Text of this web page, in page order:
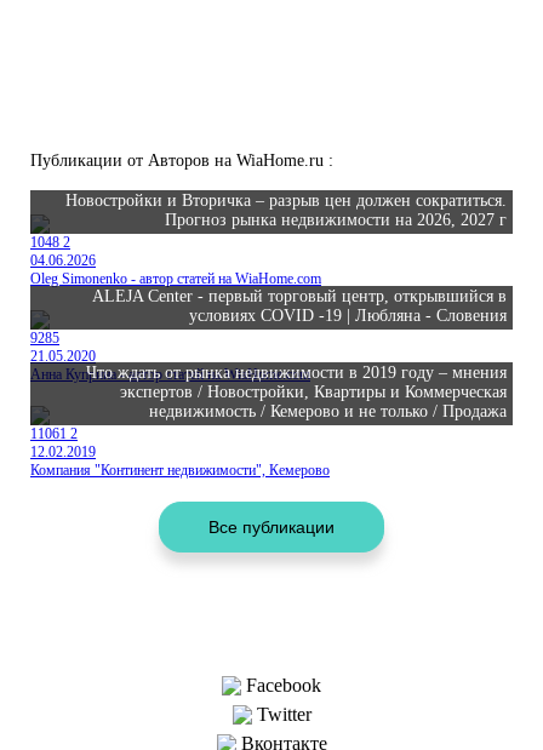
Публикации от Авторов на WiaHome.ru :
Новостройки и Вторичка – разрыв цен должен сократиться.
Прогноз рынка недвижимости на 2026, 2027 г
1048 2
04.06.2026
Oleg Simonenko - автор статей на WiaHome.com
ALEJA Center - первый торговый центр, открывшийся в
условиях COVID -19 | Любляна - Словения
9285
21.05.2020
Анна Куприна - автор статей на WiaHome.com
Что ждать от рынка недвижимости в 2019 году – мнения
экспертов / Новостройки, Квартиры и Коммерческая
недвижимость / Кемерово и не только / Продажа
11061 2
12.02.2019
Компания "Континент недвижимости", Кемерово
Facebook
Twitter
Вконтакте